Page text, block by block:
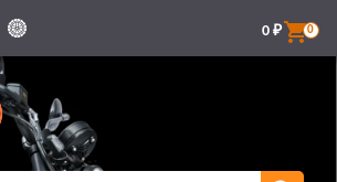
0
0 ₽